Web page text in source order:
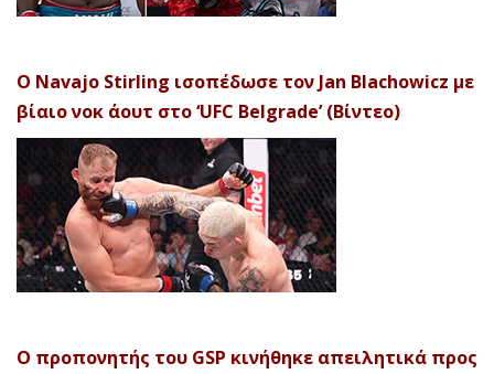
Ο Navajo Stirling ισοπέδωσε τον Jan Blachowicz με
βίαιο νοκ άουτ στο ‘UFC Belgrade’ (Βίντεο)
Ο προπονητής του GSP κινήθηκε απειλητικά προς